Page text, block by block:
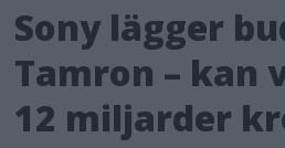
Sony lägger
Tamron – kan
12 miljarder